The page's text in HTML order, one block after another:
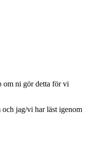
om ni gör detta för vi
jag/vi har läst igenom